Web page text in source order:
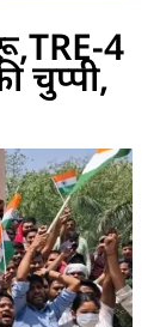
4
चुप्पी,